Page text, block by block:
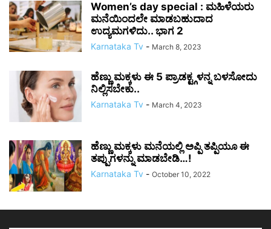
Women’s day special : ಮಹಿಳೆಯರು
ಮನೆಯಿಂದಲೇ ಮಾಡಬಹುದಾದ
ಉದ್ಯಮಗಳಿದು.. ಭಾಗ 2
Karnataka Tv - March 8, 2023
ಹೆಣ್ಣು ಮಕ್ಕಳು ಈ 5 ಪ್ರಾಡಕ್ಟ್ಗಳನ್ನ ಬಳಸೋದು
ನಿಲ್ಲಿಸಬೇಕು..
Karnataka Tv - March 4, 2023
ಹೆಣ್ಣು ಮಕ್ಕಳು ಮನೆಯಲ್ಲಿ ಅಪ್ಪಿ ತಪ್ಪಿಯೂ ಈ
ತಪ್ಪುಗಳನ್ನು ಮಾಡಬೇಡಿ…!
Karnataka Tv - October 10, 2022